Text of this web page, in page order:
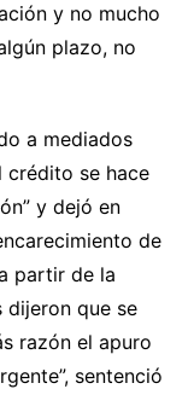
y no mucho
plazo, no
a mediados
crédito se hace
y dejó en
de
partir de la
dijeron que se
razón el apuro
sentenció